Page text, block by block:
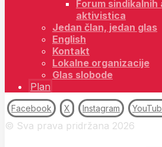
Forum
aktivistica
Jedan član, jedan glas
English
Kontakt
Lokalne organizacije
Glas slobode
Plan
Facebook X Instagram
© Sva prava pridržana 2026